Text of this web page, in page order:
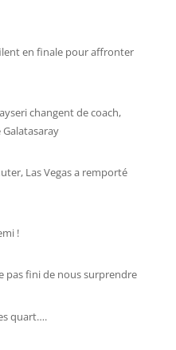
en finale pour affronter
changent de coach,
Las Vegas a remporté
!
pas fini de nous surprendre
quart….